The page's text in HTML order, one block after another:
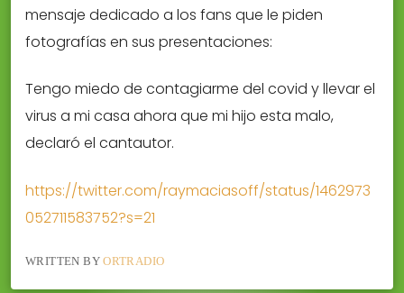
mensaje dedicado a los fans que le piden
fotografías en sus presentaciones:
Tengo miedo de contagiarme del covid y llevar el
virus a mi casa ahora que mi hijo esta malo,
declaró el cantautor.
https://twitter.com/raymaciasoff/status/1462973
052711583752?s=21
WRITTEN BYORTRADIO